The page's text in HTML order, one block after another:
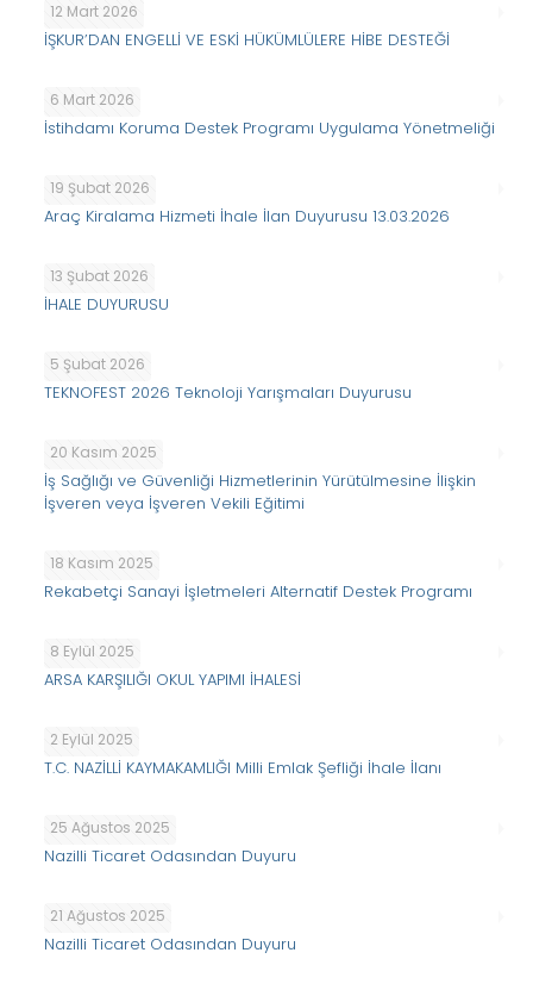
12 Mart 2026
İŞKUR’DAN ENGELLİ VE ESKİ HÜKÜMLÜLERE HİBE DESTEĞİ
6 Mart 2026
İstihdamı Koruma Destek Programı Uygulama Yönetmeliği
19 Şubat 2026
Araç Kiralama Hizmeti İhale İlan Duyurusu 13.03.2026
13 Şubat 2026
İHALE DUYURUSU
5 Şubat 2026
TEKNOFEST 2026 Teknoloji Yarışmaları Duyurusu
20 Kasım 2025
İş Sağlığı ve Güvenliği Hizmetlerinin Yürütülmesine İlişkin
İşveren veya İşveren Vekili Eğitimi
18 Kasım 2025
Rekabetçi Sanayi İşletmeleri Alternatif Destek Programı
8 Eylül 2025
ARSA KARŞILIĞI OKUL YAPIMI İHALESİ
2 Eylül 2025
T.C. NAZİLLİ KAYMAKAMLIĞI Milli Emlak Şefliği İhale İlanı
25 Ağustos 2025
Nazilli Ticaret Odasından Duyuru
21 Ağustos 2025
Nazilli Ticaret Odasından Duyuru